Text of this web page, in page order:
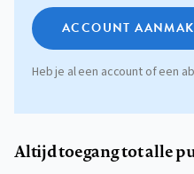
ACCOUNT
Heb je al een account of een
Altijd toegang tot alle